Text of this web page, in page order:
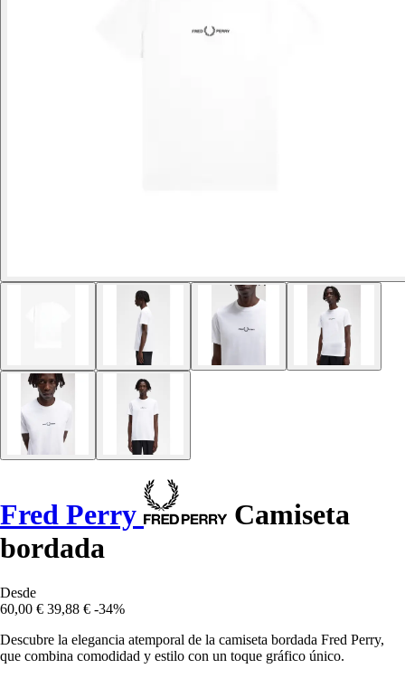
Fred Perry
Camiseta
bordada
Desde
60,00 € 39,88 € -34%
Descubre la elegancia atemporal de la camiseta bordada Fred Perry,
que combina comodidad y estilo con un toque gráfico único.